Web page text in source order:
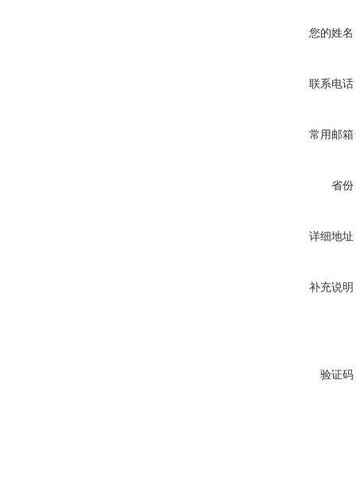
您的姓名
联系电话
常用邮箱
省份
详细地址
补充说明
验证码